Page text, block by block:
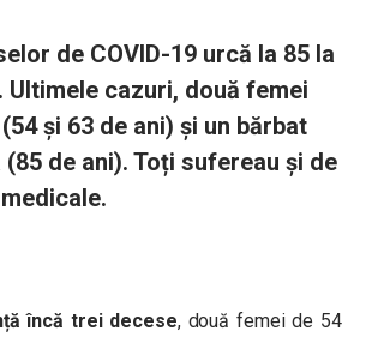
de COVID-19 urcă la 85 la
Ultimele cazuri, două femei
și 63 de ani) și un bărbat
de ani). Toți sufereau și de
încă trei decese, două femei de 54